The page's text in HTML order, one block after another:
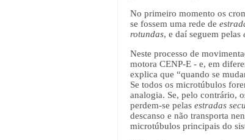
No primeiro momento os
se fossem uma rede de
rotundas, e daí seguem pelas
Neste processo de
motora CENP-E - e, em
explica que “quando se
Se todos os microtúbulos
analogia. Se, pelo contrário,
perdem-se pelas estradas
descanso e não transporta
microtúbulos principais do